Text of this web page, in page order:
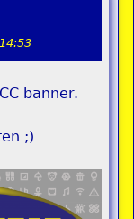
banner.
;)